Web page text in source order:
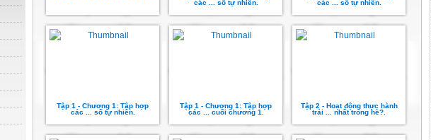
các ... số tự nhiên.
các ... số tự nhiên.
Tập 1 - Chương 1: Tập hợp
các ... số tự nhiên.
Tập 1 - Chương 1: Tập hợp
các ... cuối chương 1.
Tập 2 - Hoạt động thực hành
trải ... nhất trong hè?.